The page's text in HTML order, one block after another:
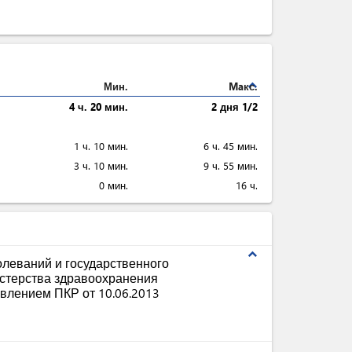
expand_less
Мин.
Maкс.
4 ч. 20 мин.
2 дня 1/2
1 ч. 10 мин.
6 ч. 45 мин.
3 ч. 10 мин.
9 ч. 55 мин.
0 мин. 16 ч.
expand_less
и государственного
здравоохранения
ПКР от 10.06.2013